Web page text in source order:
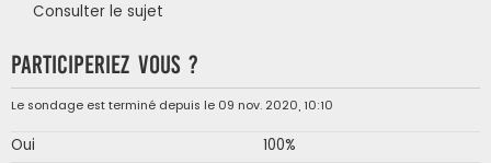
Consulter le sujet
Participeriez vous ?
Le sondage est terminé depuis le 09 nov. 2020, 10:10
Oui
100%